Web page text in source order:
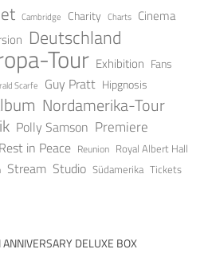
Cambridge Charity Charts Cinema
Deutschland
Tour Exhibition Fans
Scarfe Guy Pratt Hipgnosis
Nordamerika-Tour
Polly Samson Premiere
Rest in Peace Reunion Royal Albert Hall
Stream Studio Südamerika Tickets
DELUXE BOX